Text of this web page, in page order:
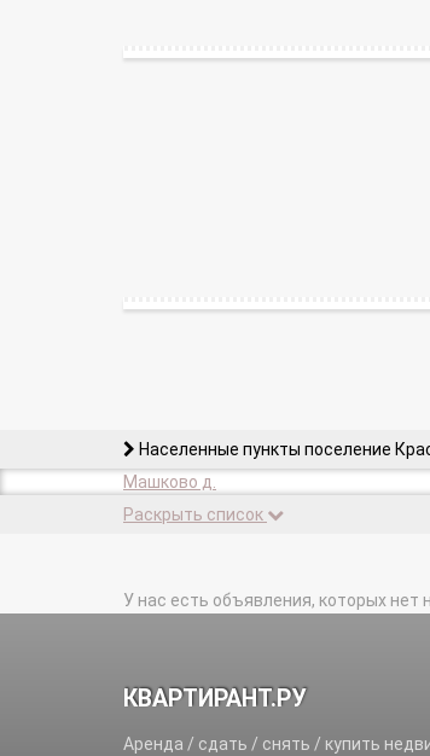
Населенные пункты поселение
Машково д.
Раскрыть список
У нас есть объявления, которых нет
КВАРТИРАНТ.РУ
Аренда / сдать / снять / купить